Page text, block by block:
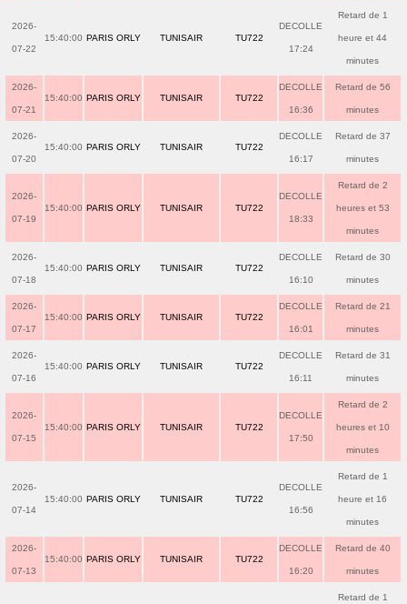
2026-
07-22
15:40:00 PARIS ORLY TUNISAIR TU722
DECOLLE
17:24
Retard de 1
heure et 44
minutes
2026-
07-21
15:40:00 PARIS ORLY TUNISAIR TU722
DECOLLE
16:36
Retard de 56
minutes
2026-
07-20
15:40:00 PARIS ORLY TUNISAIR TU722
DECOLLE
16:17
Retard de 37
minutes
2026-
07-19
15:40:00 PARIS ORLY TUNISAIR TU722
DECOLLE
18:33
Retard de 2
heures et 53
minutes
2026-
07-18
15:40:00 PARIS ORLY TUNISAIR TU722
DECOLLE
16:10
Retard de 30
minutes
2026-
07-17
15:40:00 PARIS ORLY TUNISAIR TU722
DECOLLE
16:01
Retard de 21
minutes
2026-
07-16
15:40:00 PARIS ORLY TUNISAIR TU722
DECOLLE
16:11
Retard de 31
minutes
2026-
07-15
15:40:00 PARIS ORLY TUNISAIR TU722
DECOLLE
17:50
Retard de 2
heures et 10
minutes
2026-
07-14
15:40:00 PARIS ORLY TUNISAIR TU722
DECOLLE
16:56
Retard de 1
heure et 16
minutes
2026-
07-13
15:40:00 PARIS ORLY TUNISAIR TU722
DECOLLE
16:20
Retard de 40
minutes
Retard de 1